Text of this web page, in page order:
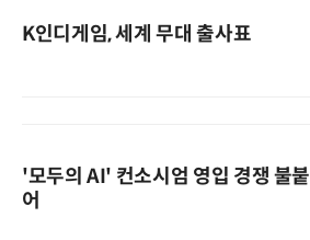
K인디게임, 세계 무대 출사표
'모두의 AI' 컨소시엄 영입 경쟁 불붙
어